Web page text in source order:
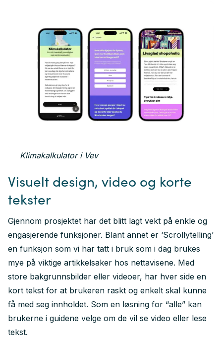
Klimakalkulator i Vev
Visuelt design, video og korte
tekster
Gjennom prosjektet har det blitt lagt vekt på enkle og
engasjerende funksjoner. Blant annet er ‘Scrollytelling’
en funksjon som vi har tatt i bruk som i dag brukes
mye på viktige artikkelsaker hos nettavisene. Med
store bakgrunnsbilder eller videoer, har hver side en
kort tekst for at brukeren raskt og enkelt skal kunne
få med seg innholdet. Som en løsning for “alle” kan
brukerne i guidene velge om de vil se video eller lese
tekst.